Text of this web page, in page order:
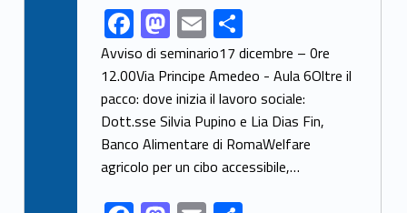
Link identifier share facebook archive #share-link-archive-22571F
ac
e
b
o
o
k
M
as
to
d
o
n
E
m
ai
l
S
h
ar
e
Avviso di seminario17 dicembre – 0re
12.00Via Principe Amedeo - Aula 6Oltre il
pacco: dove inizia il lavoro sociale:
Dott.sse Silvia Pupino e Lia Dias Fin,
Banco Alimentare di RomaWelfare
agricolo per un cibo accessibile,…